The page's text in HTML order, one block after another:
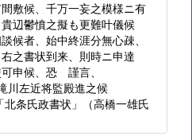
敷候、千万一妄之模様ニ有
辺鬱憤之擬も更難叶儀候
候者、始中終涯分無心疎、
之書状到来、則時ニ申達
申候、恐ゝ謹言、
川左近将監殿進之候
条氏政書状」（高橋一雄氏